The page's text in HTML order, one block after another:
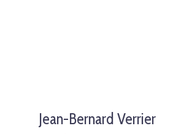
Jean-Bernard Verrier